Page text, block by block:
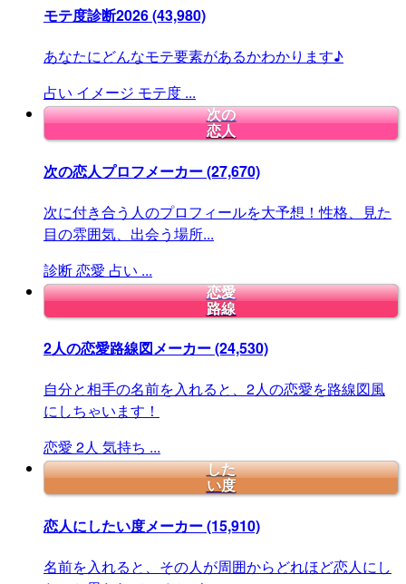
モテ度診断2026(43,980)
あなたにどんなモテ要素があるかわかります♪
占い イメージ モテ度 ...
次の
恋人
次の恋人プロフメーカー(27,670)
次に付き合う人のプロフィールを大予想！性格、見た
目の雰囲気、出会う場所...
診断恋愛 占い ...
恋愛
路線
2人の恋愛路線図メーカー(24,530)
自分と相手の名前を入れると、2人の恋愛を路線図風
にしちゃいます！
恋愛 2人 気持ち ...
した
い度
恋人にしたい度メーカー(15,910)
名前を入れると、その人が周囲からどれほど恋人にし